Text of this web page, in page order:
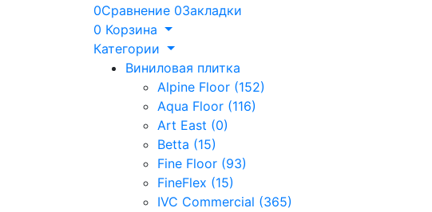
0Сравнение 0Закладки
0 Корзина
Категории
Виниловая плитка
Alpine Floor (152)
Aqua Floor (116)
Art East (0)
Betta (15)
Fine Floor (93)
FineFlex (15)
IVC Commercial (365)